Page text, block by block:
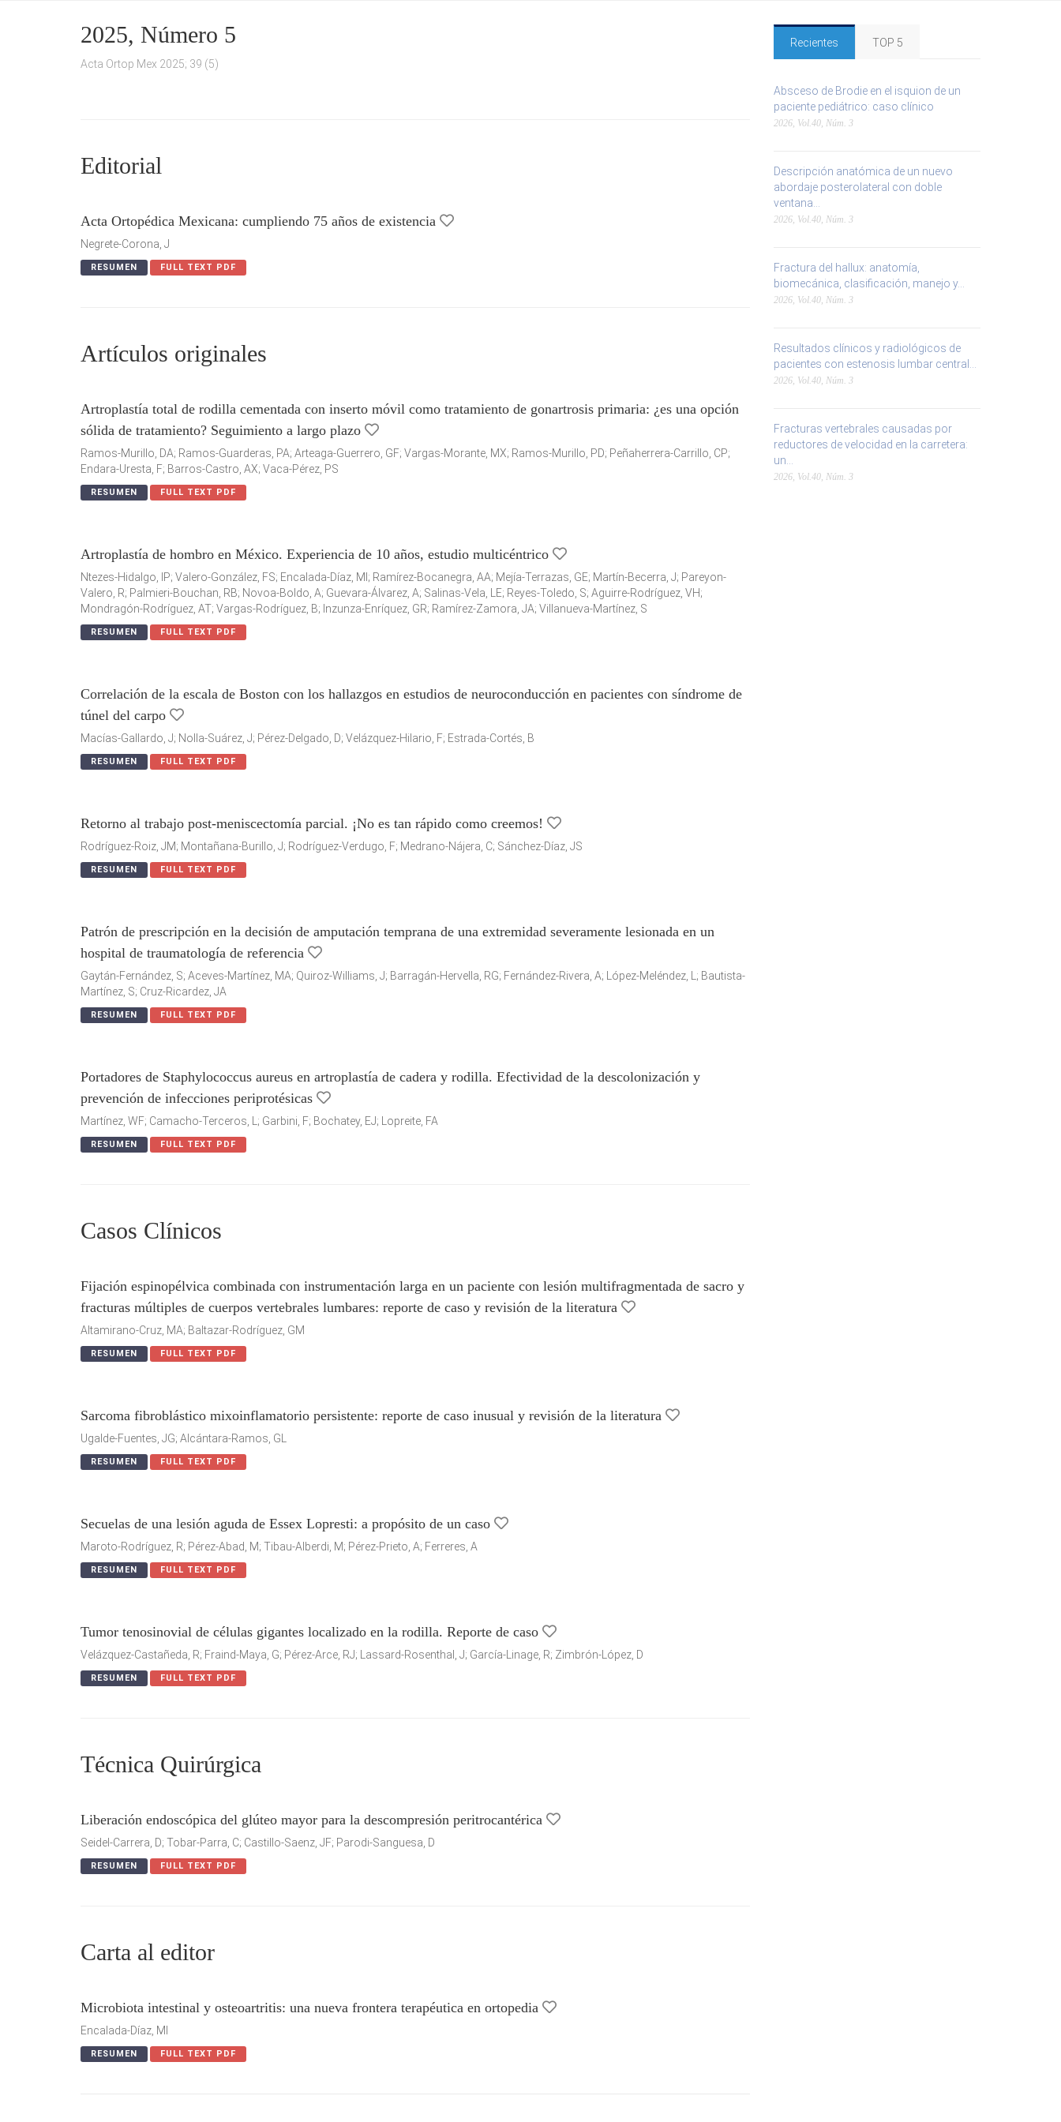
2025, Número 5
Acta Ortop Mex 2025; 39 (5)
Editorial
Acta Ortopédica Mexicana: cumpliendo 75 años de existencia
Negrete-Corona, J
RESUMEN FULL TEXT PDF
Artículos originales
Artroplastía total de rodilla cementada con inserto móvil como tratamiento de gonartrosis primaria: ¿es una opción
sólida de tratamiento? Seguimiento a largo plazo
Ramos-Murillo, DA; Ramos-Guarderas, PA; Arteaga-Guerrero, GF; Vargas-Morante, MX; Ramos-Murillo, PD; Peñaherrera-Carrillo, CP;
Endara-Uresta, F; Barros-Castro, AX; Vaca-Pérez, PS
RESUMEN FULL TEXT PDF
Artroplastía de hombro en México. Experiencia de 10 años, estudio multicéntrico
Ntezes-Hidalgo, IP; Valero-González, FS; Encalada-Díaz, MI; Ramírez-Bocanegra, AA; Mejía-Terrazas, GE; Martín-Becerra, J; Pareyon-
Valero, R; Palmieri-Bouchan, RB; Novoa-Boldo, A; Guevara-Álvarez, A; Salinas-Vela, LE; Reyes-Toledo, S; Aguirre-Rodríguez, VH;
Mondragón-Rodríguez, AT; Vargas-Rodríguez, B; Inzunza-Enríquez, GR; Ramírez-Zamora, JA; Villanueva-Martínez, S
RESUMEN FULL TEXT PDF
Correlación de la escala de Boston con los hallazgos en estudios de neuroconducción en pacientes con síndrome de
túnel del carpo
Macías-Gallardo, J; Nolla-Suárez, J; Pérez-Delgado, D; Velázquez-Hilario, F; Estrada-Cortés, B
RESUMEN FULL TEXT PDF
Retorno al trabajo post-meniscectomía parcial. ¡No es tan rápido como creemos!
Rodríguez-Roiz, JM; Montañana-Burillo, J; Rodríguez-Verdugo, F; Medrano-Nájera, C; Sánchez-Díaz, JS
RESUMEN FULL TEXT PDF
Patrón de prescripción en la decisión de amputación temprana de una extremidad severamente lesionada en un
hospital de traumatología de referencia
Gaytán-Fernández, S; Aceves-Martínez, MA; Quiroz-Williams, J; Barragán-Hervella, RG; Fernández-Rivera, A; López-Meléndez, L; Bautista-
Martínez, S; Cruz-Ricardez, JA
RESUMEN FULL TEXT PDF
Portadores de Staphylococcus aureus en artroplastía de cadera y rodilla. Efectividad de la descolonización y
prevención de infecciones periprotésicas
Martínez, WF; Camacho-Terceros, L; Garbini, F; Bochatey, EJ; Lopreite, FA
RESUMEN FULL TEXT PDF
Casos Clínicos
Fijación espinopélvica combinada con instrumentación larga en un paciente con lesión multifragmentada de sacro y
fracturas múltiples de cuerpos vertebrales lumbares: reporte de caso y revisión de la literatura
Altamirano-Cruz, MA; Baltazar-Rodríguez, GM
RESUMEN FULL TEXT PDF
Sarcoma fibroblástico mixoinflamatorio persistente: reporte de caso inusual y revisión de la literatura
Ugalde-Fuentes, JG; Alcántara-Ramos, GL
RESUMEN FULL TEXT PDF
Secuelas de una lesión aguda de Essex Lopresti: a propósito de un caso
Maroto-Rodríguez, R; Pérez-Abad, M; Tibau-Alberdi, M; Pérez-Prieto, A; Ferreres, A
RESUMEN FULL TEXT PDF
Tumor tenosinovial de células gigantes localizado en la rodilla. Reporte de caso
Velázquez-Castañeda, R; Fraind-Maya, G; Pérez-Arce, RJ; Lassard-Rosenthal, J; García-Linage, R; Zimbrón-López, D
RESUMEN FULL TEXT PDF
Técnica Quirúrgica
Liberación endoscópica del glúteo mayor para la descompresión peritrocantérica
Seidel-Carrera, D; Tobar-Parra, C; Castillo-Saenz, JF; Parodi-Sanguesa, D
RESUMEN FULL TEXT PDF
Carta al editor
Microbiota intestinal y osteoartritis: una nueva frontera terapéutica en ortopedia
Encalada-Díaz, MI
RESUMEN FULL TEXT PDF
Recientes TOP 5
Absceso de Brodie en el isquion de un
paciente pediátrico: caso clínico
2026, Vol.40, Núm. 3
Descripción anatómica de un nuevo
abordaje posterolateral con doble
ventana...
2026, Vol.40, Núm. 3
Fractura del hallux: anatomía,
biomecánica, clasificación, manejo y...
2026, Vol.40, Núm. 3
Resultados clínicos y radiológicos de
pacientes con estenosis lumbar central...
2026, Vol.40, Núm. 3
Fracturas vertebrales causadas por
reductores de velocidad en la carretera:
un...
2026, Vol.40, Núm. 3